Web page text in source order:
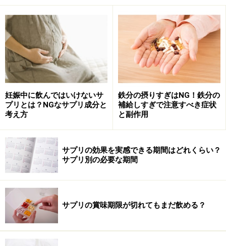
Q4 サプリメントの賞味期限が切れたらどうするべき？
賞味期限と消費期限の違いは？
サプリメントの賞味期限の話をする前に、まず、言葉の
意味から確認しておきましょう。それは、消費期限と賞
味期限の違い。言葉のイメージから、「消費期限＝消費
しなければならない期限。期限を過ぎると品質が悪くな
る食品」「賞味期限＝美味しく食べられる期限。味は悪
くなるかもしれないが、品質はまだ大丈夫」というふう
に漠然としたイメージがありますね。
妊娠中に飲んではいけないサ
プリとは？NGなサプリ成分と
考え方
鉄分の摂りすぎはNG！鉄分の
補給しすぎで注意すべき症状
と副作用
サプリの効果を実感できる期間はどれくらい？
サプリ別の必要な期間
サプリの賞味期限が切れてもまだ飲める？